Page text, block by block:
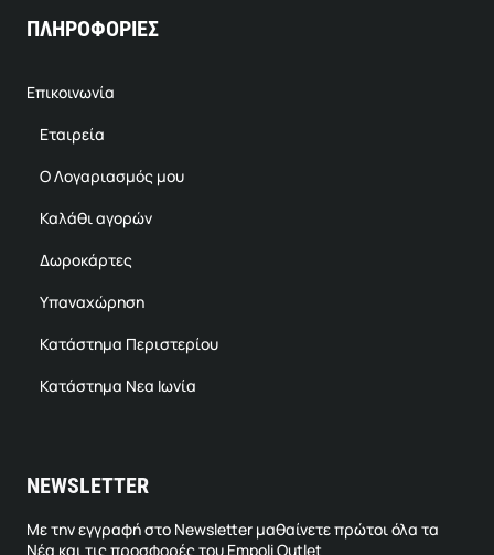
ΠΛΗΡΟΦΟΡΙΕΣ
Επικοινωνία
Εταιρεία
Ο Λογαριασμός μου
Καλάθι αγορών
Δωροκάρτες
Υπαναχώρηση
Κατάστημα Περιστερίου
Κατάστημα Νεα Ιωνία
NEWSLETTER
Με την εγγραφή στο Newsletter μαθαίνετε πρώτοι όλα τα
Νέα και τις προσφορές του Empoli Outlet